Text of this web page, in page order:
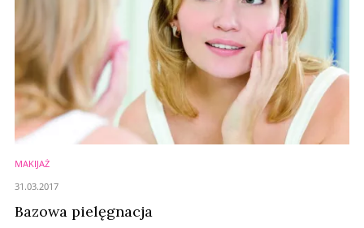
MAKIJAŻ
Bazowa pielęgnacja
31.03.2017